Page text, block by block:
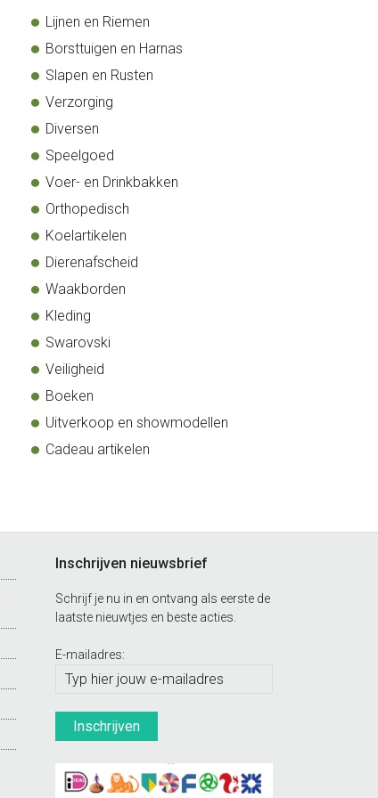
Lijnen en Riemen
Borsttuigen en Harnas
Slapen en Rusten
Verzorging
Diversen
Speelgoed
Voer- en Drinkbakken
Orthopedisch
Koelartikelen
Dierenafscheid
Waakborden
Kleding
Swarovski
Veiligheid
Boeken
Uitverkoop en showmodellen
Cadeau artikelen
Inschrijven nieuwsbrief
Schrijf je nu in en ontvang als eerste de
laatste nieuwtjes en beste acties.
E-mailadres: